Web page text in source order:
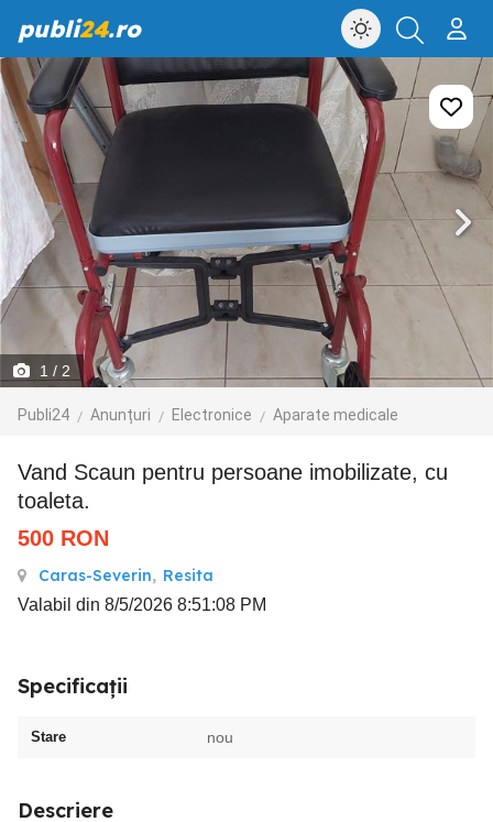
publi24.ro
1 / 2
Publi24 Anunțuri Electronice Aparate medicale
Vand Scaun pentru persoane imobilizate, cu
toaleta.
500 RON
Caras-Severin, Resita
Valabil din 8/5/2026 8:51:08 PM
Specificații
Stare nou
Descriere